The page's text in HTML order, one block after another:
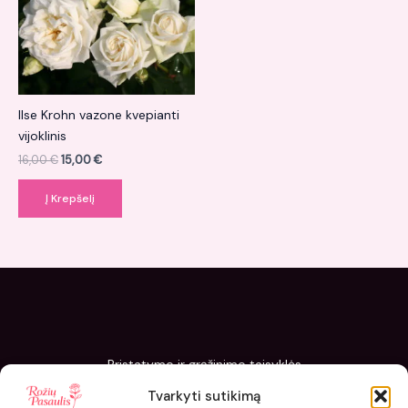
Tvarkyti sutikimą
Ilse Krohn vazone kvepianti
vijoklinis
16,00€15,00€
Į Krepšelį
Pristatymo ir grąžinimo taisyklės
Slapukų politika